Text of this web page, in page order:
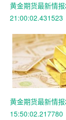
黄金期货最新情
21:00:02.431523
黄金期货最新情
15:50:02.217780